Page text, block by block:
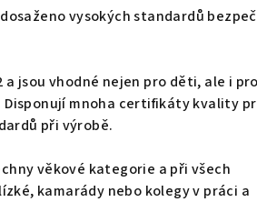
vysokých standardů
jsou vhodné nejen pro děti, ale i
Disponují mnoha certifikáty kvality
při výrobě.
věkové kategorie a při všech
kamarády nebo kolegy v práci a